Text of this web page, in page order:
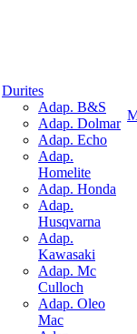
Durites
Adap. B&S
Adap. Dolmar
Adap. Echo
Adap.
Homelite
Adap. Honda
Adap.
Husqvarna
Adap.
Kawasaki
Adap. Mc
Culloch
Adap. Oleo
Mac